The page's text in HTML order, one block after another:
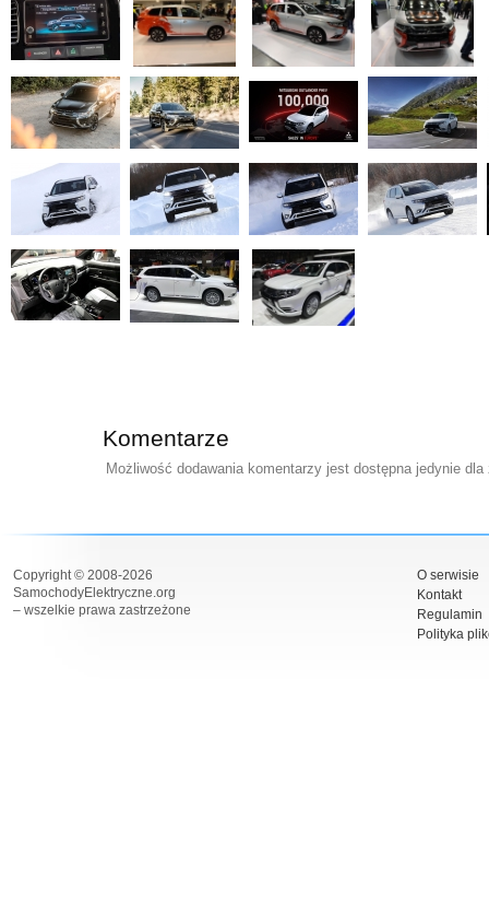
Komentarze
Możliwość dodawania komentarzy jest dostępna jedynie
Copyright © 2008-2026
SamochodyElektryczne.org
– wszelkie prawa zastrzeżone
O serwisie
Kontakt
Regulamin
Polityka